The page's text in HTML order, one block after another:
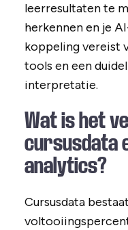
leerresultaten te
herkennen en je
koppeling vereist
tools en een
interpretatie.
Wat is het
cursusdata
analytics?
Cursusdata